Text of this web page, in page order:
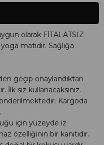
olarak FİTALATSIZ
matıdır. Sağlığa
geçip onaylandıktan
İlk siz kullanacaksınız.
Kargoda
için yüzeyde iz
özelliğinin bir kanıtıdır.